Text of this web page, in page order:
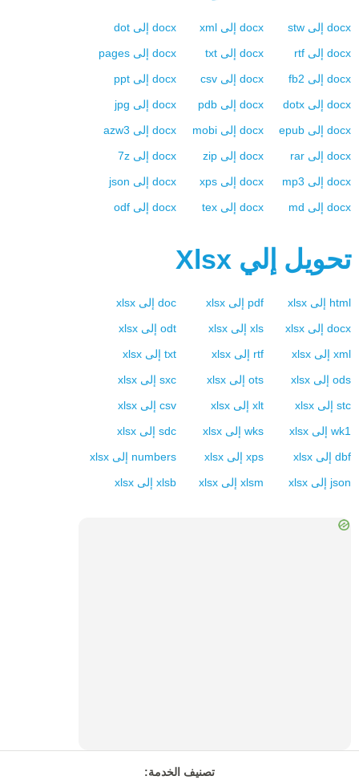
docx إلى stw
docx إلى xml
docx إلى dot
docx إلى rtf
docx إلى txt
docx إلى pages
docx إلى fb2
docx إلى csv
docx إلى ppt
docx إلى dotx
docx إلى pdb
docx إلى jpg
docx إلى epub
docx إلى mobi
docx إلى azw3
docx إلى rar
docx إلى zip
docx إلى 7z
docx إلى mp3
docx إلى xps
docx إلى json
docx إلى md
docx إلى tex
docx إلى odf
تحويل إلي Xlsx
html إلى xlsx
pdf إلى xlsx
doc إلى xlsx
docx إلى xlsx
xls إلى xlsx
odt إلى xlsx
xml إلى xlsx
rtf إلى xlsx
txt إلى xlsx
ods إلى xlsx
ots إلى xlsx
sxc إلى xlsx
stc إلى xlsx
xlt إلى xlsx
csv إلى xlsx
wk1 إلى xlsx
wks إلى xlsx
sdc إلى xlsx
dbf إلى xlsx
xps إلى xlsx
numbers إلى xlsx
json إلى xlsx
xlsm إلى xlsx
xlsb إلى xlsx
تصنيف الخدمة: